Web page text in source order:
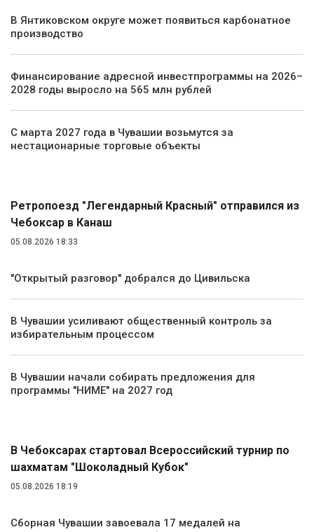
В Янтиковском округе может появиться карбонатное
производство
Финансирование адресной инвестпрограммы на 2026–
2028 годы выросло на 565 млн рублей
С марта 2027 года в Чувашии возьмутся за
нестационарные торговые объекты
Ретропоезд "Легендарный Красный" отправился из
Чебоксар в Канаш
05.08.2026 18:33
"Открытый разговор" добрался до Цивильска
В Чувашии усиливают общественный контроль за
избирательным процессом
В Чувашии начали собирать предложения для
программы "НИМЕ" на 2027 год
В Чебоксарах стартовал Всероссийский турнир по
шахматам "Шоколадный Кубок"
05.08.2026 18:19
Сборная Чувашии завоевала 17 медалей на